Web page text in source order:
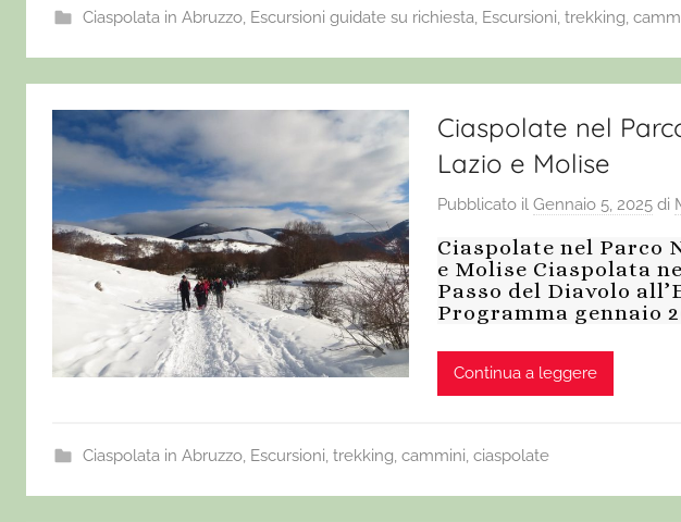
Ciaspolata in Abruzzo, Escursioni guidate su richiesta, Escursioni, trekking,
Ciaspolate nel
Lazio e Molise
Pubblicato il Gennaio 5, 2025di
Ciaspolate nel Parco
e Molise Ciaspolata
Passo del Diavolo
Programma gennaio
Continua a leggere
Ciaspolata in Abruzzo, Escursioni, trekking, cammini, ciaspolate